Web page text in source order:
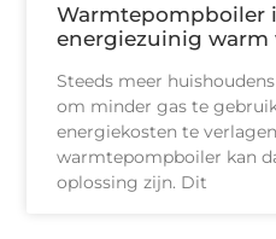
Warmtepompboiler
energiezuinig warm
Steeds meer
om minder gas te
energiekosten te
warmtepompboiler kan
oplossing zijn. Dit